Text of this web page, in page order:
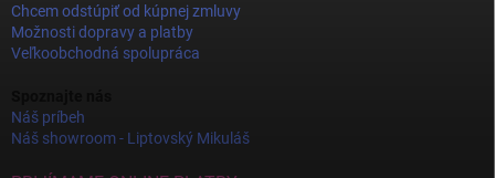
Chcem odstúpiť od kúpnej zmluvy
Možnosti dopravy a platby
Veľkoobchodná spolupráca
Náš príbeh
Náš showroom - Liptovský Mikuláš